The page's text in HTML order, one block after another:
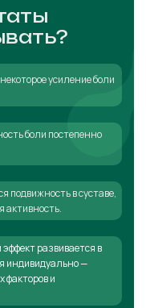
усиление боли
боли постепенно
подвижность в суставе,
активность.
развивается в
индивидуально —
факторов и